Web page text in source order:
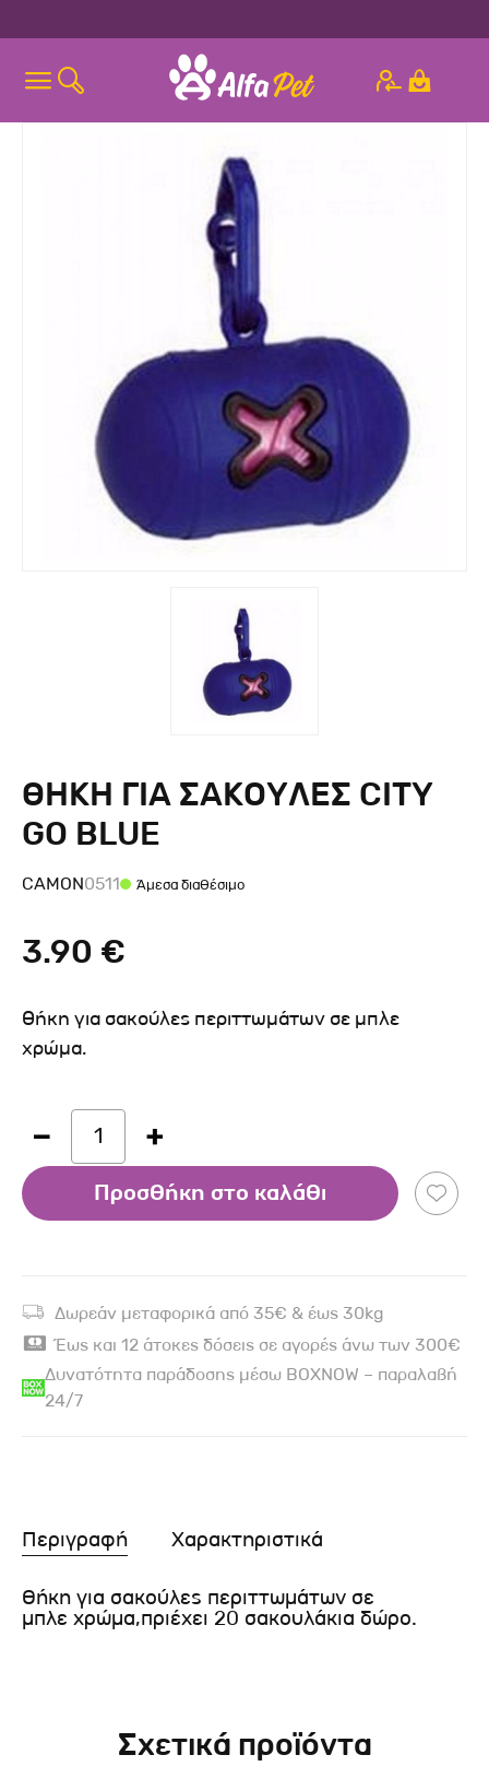
ΘΗΚΗ ΓΙΑ ΣΑΚΟΥΛΕΣ CITY
GO BLUE
CAMON0511 Άμεσα διαθέσιμο
3.90 €
Θήκη για σακούλες περιττωμάτων σε μπλε
χρώμα.
1
Προσθήκη στο καλάθι
Δωρεάν μεταφορικά από 35€ & έως 30kg
Έως και 12 άτοκες δόσεις σε αγορές άνω των 300€
Δυνατότητα παράδοσης μέσω BOXNOW – παραλαβή
24/7
Περιγραφή Χαρακτηριστικά
Θήκη για σακούλες περιττωμάτων σε
μπλε χρώμα,πριέχει 20 σακουλάκια δώρο.
Σχετικά προϊόντα